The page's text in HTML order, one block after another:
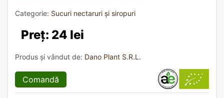
Categorie: Sucuri nectaruri și siropuri
Preț: 24 lei
Produs și vândut de: Dano Plant S.R.L.
Comandă